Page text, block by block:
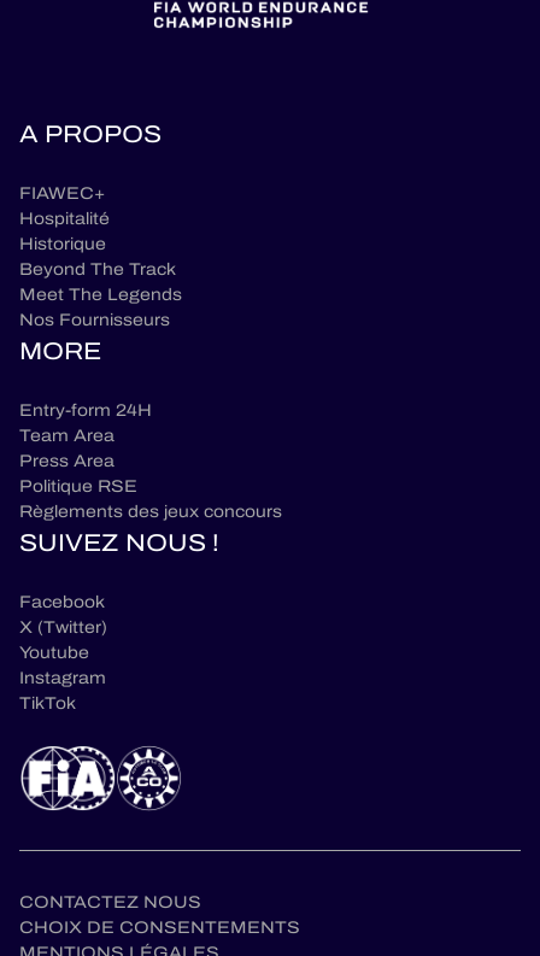
A PROPOS
FIAWEC+
Hospitalité
Historique
Beyond The Track
Meet The Legends
Nos Fournisseurs
MORE
Entry-form 24H
Team Area
Press Area
Politique RSE
Règlements des jeux concours
SUIVEZ NOUS !
Facebook
X (Twitter)
Youtube
Instagram
TikTok
CONTACTEZ NOUS
CHOIX DE CONSENTEMENTS